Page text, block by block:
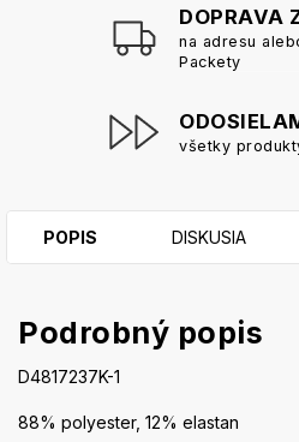
DOPRAVA
na adresu
Packety
všetky
POPIS DISKUSIA
Podrobný popis
D4817237K-1
88% polyester, 12% elastan